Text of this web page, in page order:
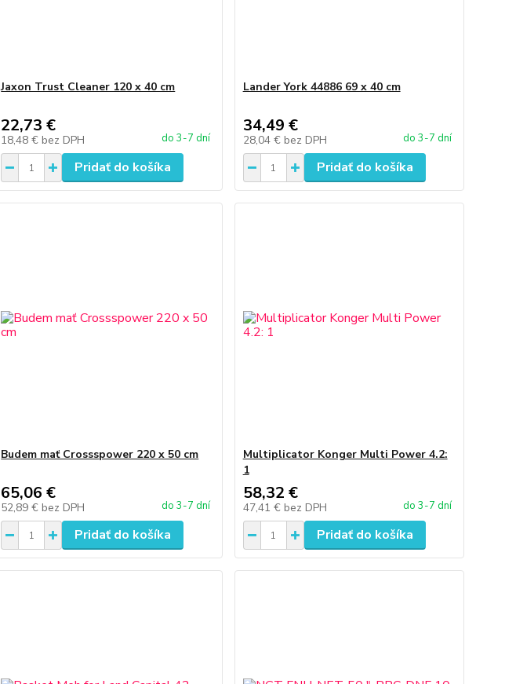
Jaxon Trust Cleaner 120 x 40 cm
22,73 €
18,48 € bez DPH do 3-7 dní
Pridať do košíka
Lander York 44886 69 x 40 cm
34,49 €
28,04 € bez DPH do 3-7 dní
Pridať do košíka
Budem mať Crossspower 220 x 50 cm
65,06 €
52,89 € bez DPH do 3-7 dní
Pridať do košíka
Multiplicator Konger Multi Power 4.2:
1
58,32 €
47,41 € bez DPH do 3-7 dní
Pridať do košíka